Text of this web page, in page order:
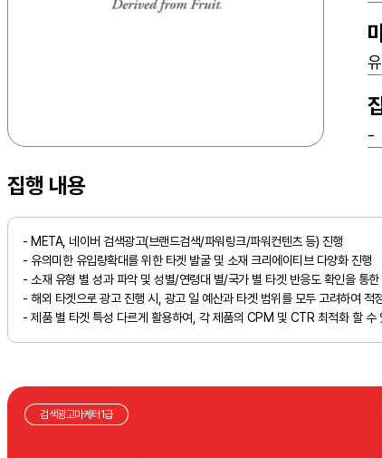
-
집행 내용
- META, 네이버 검색광고(브랜드검색/파워링크/파워컨텐츠 등) 진행
- 유의미한 유입량확대를 위한 타겟 발굴 및 소재 크리에이티브 다양화 진행
- 소재 유형 별 성과 파악 및 성별/연령대 별/국가 별 타겟 반응도 확인을 통
- 해외 타겟으로 광고 진행 시, 광고 일 예산과 타겟 범위를 모두 고려하여 적
- 제품 별 타겟 특성 다르게 활용하여, 각 제품의 CPM 및 CTR 최적화 할 수
검색광고마케터1급